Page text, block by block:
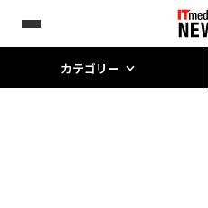
カテゴリー